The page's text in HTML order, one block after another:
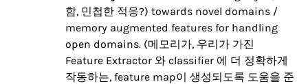
함, 민첩한 적응?) towards novel domains /
memory augmented features for handling
open domains. (메모리가, 우리가 가진
Feature Extractor 와 classifier 에 더 정확하게
작동하는, feature map이 생성되도록 도움을 준